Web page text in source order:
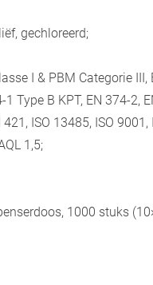
gechloreerd;
I & PBM Categorie III,
Type B KPT, EN 374-2,
ISO 13485, ISO
1,5;
1000 stuks